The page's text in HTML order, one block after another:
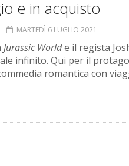
e in acquisto
MARTEDÌ 6 LUGLIO 2021
Jurassic Worlde il regista
infinito. Qui per il
romantica con